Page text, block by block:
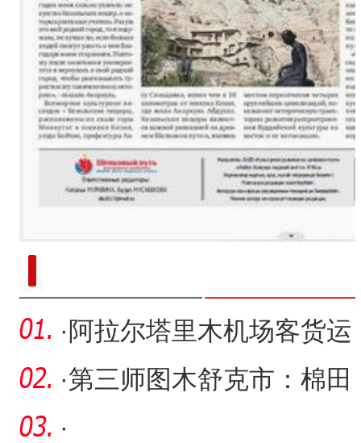
· 阿拉尔塔里木机场客货运
量创同期新高
·第三师图木舒克市：棉田
套种孜然工作全面展开
·